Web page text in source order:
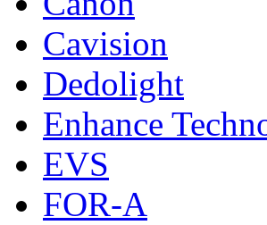
Cavision
Dedolight
Enhance
EVS
FOR-A